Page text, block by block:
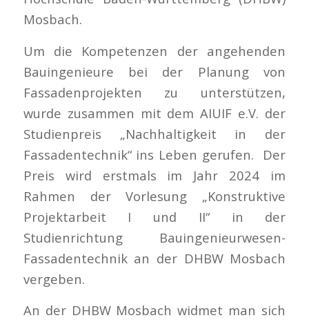
Mosbach.
Um die Kompetenzen der angehenden
Bauingenieure bei der Planung von
Fassadenprojekten zu unterstützen,
wurde zusammen mit dem AIUIF e.V. der
Studienpreis „Nachhaltigkeit in der
Fassadentechnik“ ins Leben gerufen. Der
Preis wird erstmals im Jahr 2024 im
Rahmen der Vorlesung „Konstruktive
Projektarbeit I und II“ in der
Studienrichtung Bauingenieurwesen-
Fassadentechnik an der DHBW Mosbach
vergeben.
An der DHBW Mosbach widmet man sich